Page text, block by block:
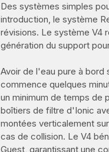
Des systèmes simples
introduction, le système
révisions. Le système V4
génération du support
Avoir de l'eau pure à
commence quelques
un minimum de temps de
boîtiers de filtre d'Ionic
montées verticalement
cas de collision. Le V4
Guest, garantissant une